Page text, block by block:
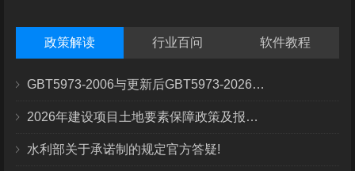
政策解读 行业百问 软件教程
GBT5973-2006与更新后GBT5973-2026区别你知道几点？
2026年建设项目土地要素保障政策及报批流程
水利部关于承诺制的规定官方答疑!